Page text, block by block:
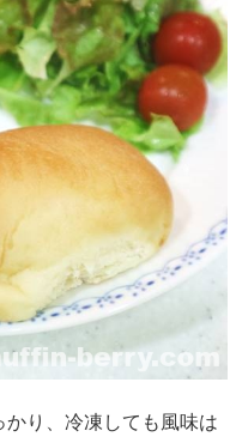
り、冷凍しても風味は